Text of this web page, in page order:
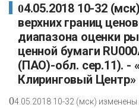
04.05.2018 10-32 (мск) изменены значения
верхних границ
диапазона оценки
ценной бумаги
(ПАО)-обл. сер.11). -
Клиринговый Центр»
04.05.2018 10-32 (мск) изменены